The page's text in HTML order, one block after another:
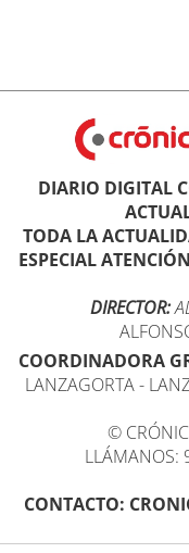
DIARIO DIGITAL
TODA LA
ESPECIAL
DIRECTOR:
COORDINADORA
LANZAGORTA -
©
LLÁMANOS:
CONTACTO: